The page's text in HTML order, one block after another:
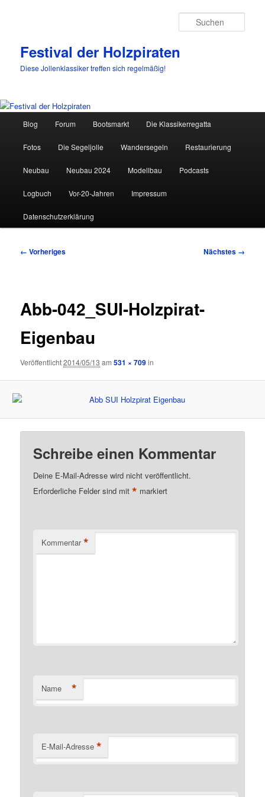
Festival der Holzpiraten
Diese Jollenklassiker treffen sich regelmäßig!
Zum
primären
Inhalt
springen
Blog Forum Bootsmarkt Die Klassikerregatta
Fotos Die Segeljolle Wandersegeln Restaurierung
Neubau Neubau 2024 Modellbau Podcasts
Logbuch Vor-20-Jahren Impressum
Datenschutzerklärung
Bilder-
← Vorheriges Nächstes →
Abb-042_SUI-Holzpirat-
Eigenbau
Veröffentlicht2014/05/13 am531 × 709in
Schreibe einen Kommentar
Deine E-Mail-Adresse wird nicht veröffentlicht.
Erforderliche Felder sind mit* markiert
Kommentar *
Name *
E-Mail-Adresse *